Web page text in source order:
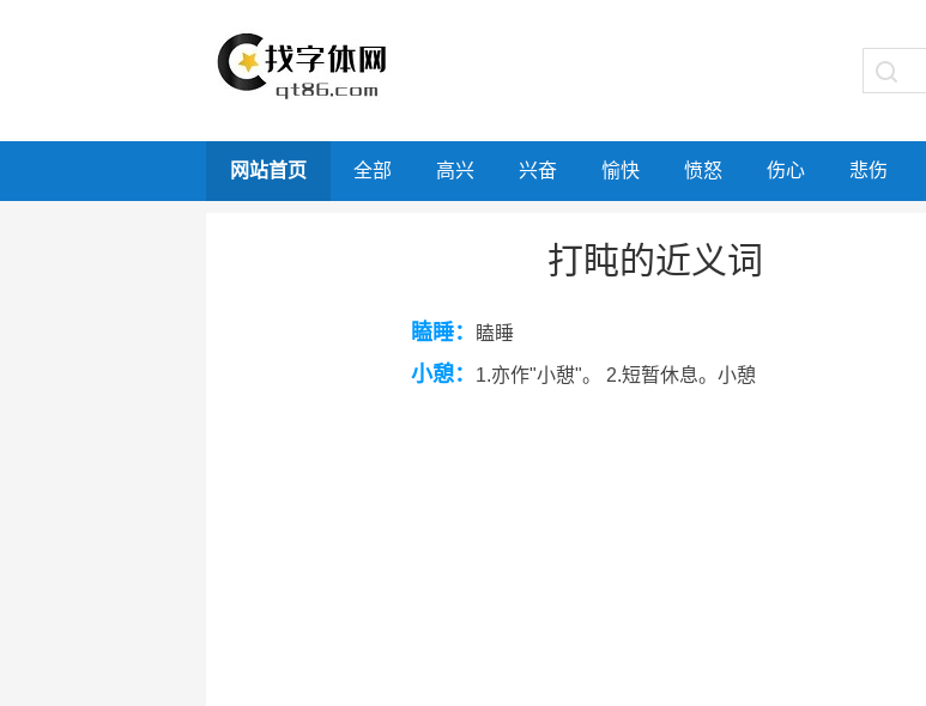
网站首页 全部 高兴 兴奋 愉快 愤怒 伤心 悲伤
打盹的近义词
瞌睡： 瞌睡
小憩： 1.亦作"小憇"。 2.短暂休息。小憩